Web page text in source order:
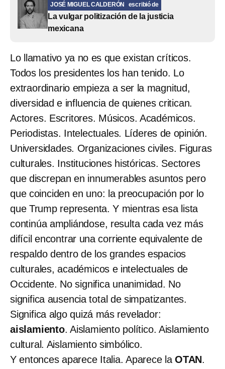
JOSÉ MIGUEL CALDERÓN escribió de
La vulgar politización de la justicia
mexicana
Lo llamativo ya no es que existan críticos.
Todos los presidentes los han tenido. Lo
extraordinario empieza a ser la magnitud,
diversidad e influencia de quienes critican.
Actores. Escritores. Músicos. Académicos.
Periodistas. Intelectuales. Líderes de opinión.
Universidades. Organizaciones civiles. Figuras
culturales. Instituciones históricas. Sectores
que discrepan en innumerables asuntos pero
que coinciden en uno: la preocupación por lo
que Trump representa. Y mientras esa lista
continúa ampliándose, resulta cada vez más
difícil encontrar una corriente equivalente de
respaldo dentro de los grandes espacios
culturales, académicos e intelectuales de
Occidente. No significa unanimidad. No
significa ausencia total de simpatizantes.
Significa algo quizá más revelador:
aislamiento. Aislamiento político. Aislamiento
cultural. Aislamiento simbólico.
Y entonces aparece Italia. Aparece la OTAN.